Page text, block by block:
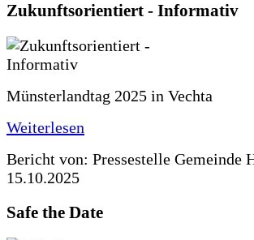
Zukunftsorientiert - Informativ
Münsterlandtag 2025 in Vechta
Weiterlesen
Bericht von: Pressestelle Gemeinde
15.10.2025
Safe the Date